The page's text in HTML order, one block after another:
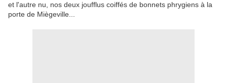
et l'autre nu, nos deux joufflus coiffés de bonnets phrygiens à la
porte de Miègeville...